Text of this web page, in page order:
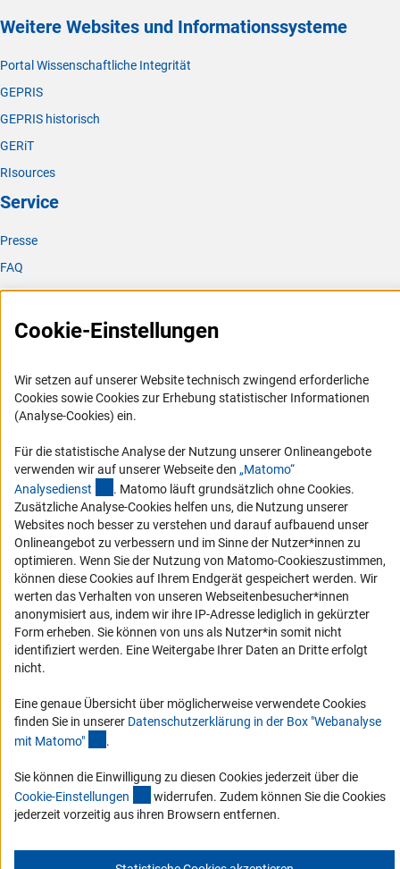
Weitere Websites und Informationssysteme
Portal Wissenschaftliche Integrität
GEPRIS
GEPRIS historisch
GERiT
RIsources
Service
Presse
FAQ
Karriere
Logo und Corporate Design
Compliance
Vergabeverfahren
Service und Informationen für Menschen mit Behinderungen
Erklärung zur Barrierefreiheit
Barriere melden
DFG-aktuell
Erhalten Sie Neuigkeiten aus der DFG direkt in Ihr Mailpostfach oder
schauen Sie sich die Ausgaben online an.
Zum Newsletter
© 2026 DFG
Service
Cookie-Einstellungen
Wir setzen auf unserer Website technisch zwingend erforderliche
Cookies sowie Cookies zur Erhebung statistischer Informationen
(Analyse-Cookies) ein.
Für die statistische Analyse der Nutzung unserer Onlineangebote
verwenden wir auf unserer Webseite den „Matomo“
Analysedienst (externer Link)
. Matomo läuft grundsätzlich ohne Cookies.
Zusätzliche Analyse-Cookies helfen uns, die Nutzung unserer
Websites noch besser zu verstehen und darauf aufbauend unser
Onlineangebot zu verbessern und im Sinne der Nutzer*innen zu
optimieren. Wenn Sie der Nutzung von Matomo-Cookieszustimmen,
können diese Cookies auf Ihrem Endgerät gespeichert werden. Wir
werten das Verhalten von unseren Webseitenbesucher*innen
anonymisiert aus, indem wir ihre IP-Adresse lediglich in gekürzter
Form erheben. Sie können von uns als Nutzer*in somit nicht
identifiziert werden. Eine Weitergabe Ihrer Daten an Dritte erfolgt
nicht.
Eine genaue Übersicht über möglicherweise verwendete Cookies
finden Sie in unserer Datenschutzerklärung in der Box "Webanalyse
mit Matomo" .
Sie können die Einwilligung zu diesen Cookies jederzeit über die
Cookie-Einstellungen (interner Link)
widerrufen. Zudem können Sie die Cookies
jederzeit vorzeitig aus ihren Browsern entfernen.